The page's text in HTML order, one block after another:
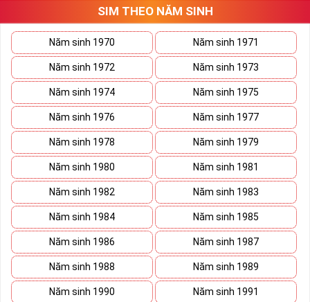
tứ 2 cùng xuất hiện trong một dãy số sim càng giúp cho ý nghĩa
sim tứ quýtăng lên gấp bội. Sở hữu sim Tứ Quý 2 giúp khích lệ tinh
thần người sở hữu là không sợ bất cứ điều gì mà hãy cứ làm thì
mọi điều tốt đẹp và may mắn ắt sẽ đến.
Lợi ích sim Tứ Quý 2 mang lại là gì?
SIM THEO NĂM SINH
Năm sinh 1970 Năm sinh 1971
Năm sinh 1972 Năm sinh 1973
Năm sinh 1974 Năm sinh 1975
Năm sinh 1976 Năm sinh 1977
Năm sinh 1978 Năm sinh 1979
Năm sinh 1980 Năm sinh 1981
Năm sinh 1982 Năm sinh 1983
Năm sinh 1984 Năm sinh 1985
Năm sinh 1986 Năm sinh 1987
Năm sinh 1988 Năm sinh 1989
Năm sinh 1990 Năm sinh 1991